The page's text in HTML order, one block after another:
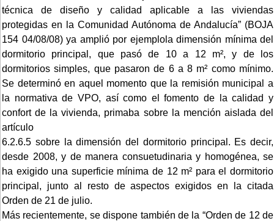
técnica de diseño y calidad aplicable a las viviendas
protegidas en la Comunidad Autónoma de Andalucía” (BOJA
154 04/08/08) ya amplió por ejemplola dimensión mínima del
dormitorio principal, que pasó de 10 a 12 m², y de los
dormitorios simples, que pasaron de 6 a 8 m² como mínimo.
Se determinó en aquel momento que la remisión municipal a
la normativa de VPO, así como el fomento de la calidad y
confort de la vivienda, primaba sobre la mención aislada del
artículo
6.2.6.5 sobre la dimensión del dormitorio principal. Es decir,
desde 2008, y de manera consuetudinaria y homogénea, se
ha exigido una superficie mínima de 12 m² para el dormitorio
principal, junto al resto de aspectos exigidos en la citada
Orden de 21 de julio.
Más recientemente, se dispone también de la “Orden de 12 de